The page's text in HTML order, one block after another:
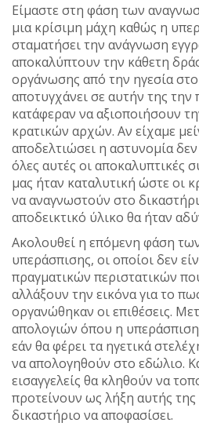
Είμαστε στη φάση των
μια κρίσιμη μάχη καθώς η
σταματήσει την ανάγνωση
αποκαλύπτουν την κάθετη
οργάνωσης από την ηγεσία
αποτυγχάνει σε αυτήν της την
κατάφεραν να αξιοποιήσουν
κρατικών αρχών. Αν είχαμε
αποδελτιώσει η αστυνομία
όλες αυτές οι αποκαλυπτικές
μας ήταν καταλυτική ώστε οι
να αναγνωστούν στο
αποδεικτικό ύλικο θα ήταν
Ακολουθεί η επόμενη φάση
υπεράσπισης, οι οποίοι δεν
πραγματικών περιστατικών
αλλάξουν την εικόνα για το
οργανώθηκαν οι επιθέσεις.
απολογιών όπου η υπεράσπιση
εάν θα φέρει τα ηγετικά
να απολογηθούν στο εδώλιο.
εισαγγελείς θα κληθούν να
προτείνουν ως λήξη αυτής
δικαστήριο να αποφασίσει.